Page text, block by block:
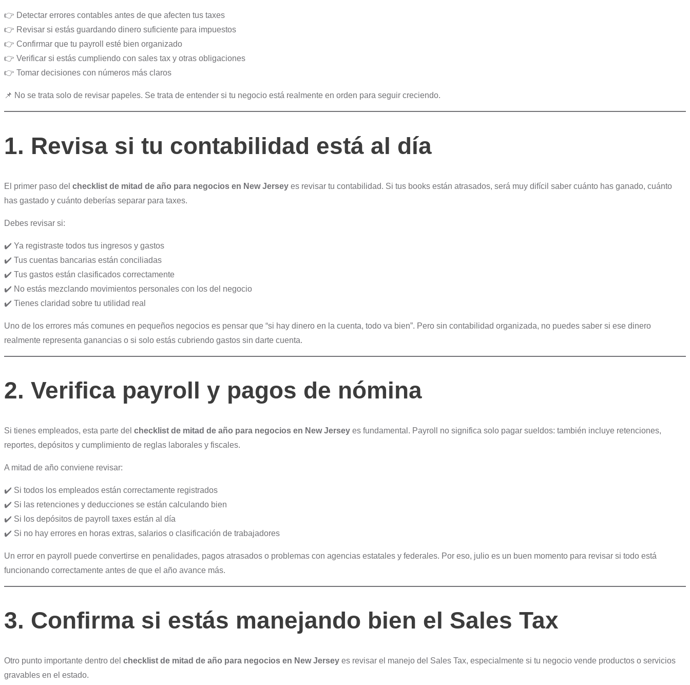
👉 Detectar errores contables antes de que afecten tus taxes
👉 Revisar si estás guardando dinero suficiente para impuestos
👉 Confirmar que tu payroll esté bien organizado
👉 Verificar si estás cumpliendo con sales tax y otras obligaciones
👉 Tomar decisiones con números más claros
📌 No se trata solo de revisar papeles. Se trata de entender si tu negocio está realmente en orden para seguir creciendo.
1. Revisa si tu contabilidad está al día
El primer paso del checklist de mitad de año para negocios en New Jersey es revisar tu contabilidad. Si tus books están atrasados, será muy difícil saber cuánto has ganado, cuánto
has gastado y cuánto deberías separar para taxes.
Debes revisar si:
✔️ Ya registraste todos tus ingresos y gastos
✔️ Tus cuentas bancarias están conciliadas
✔️ Tus gastos están clasificados correctamente
✔️ No estás mezclando movimientos personales con los del negocio
✔️ Tienes claridad sobre tu utilidad real
Uno de los errores más comunes en pequeños negocios es pensar que “si hay dinero en la cuenta, todo va bien”. Pero sin contabilidad organizada, no puedes saber si ese dinero
realmente representa ganancias o si solo estás cubriendo gastos sin darte cuenta.
2. Verifica payroll y pagos de nómina
Si tienes empleados, esta parte del checklist de mitad de año para negocios en New Jersey es fundamental. Payroll no significa solo pagar sueldos: también incluye retenciones,
reportes, depósitos y cumplimiento de reglas laborales y fiscales.
A mitad de año conviene revisar:
✔️ Si todos los empleados están correctamente registrados
✔️ Si las retenciones y deducciones se están calculando bien
✔️ Si los depósitos de payroll taxes están al día
✔️ Si no hay errores en horas extras, salarios o clasificación de trabajadores
Un error en payroll puede convertirse en penalidades, pagos atrasados o problemas con agencias estatales y federales. Por eso, julio es un buen momento para revisar si todo está
funcionando correctamente antes de que el año avance más.
3. Confirma si estás manejando bien el Sales Tax
Otro punto importante dentro del checklist de mitad de año para negocios en New Jersey es revisar el manejo del Sales Tax, especialmente si tu negocio vende productos o servicios
gravables en el estado.